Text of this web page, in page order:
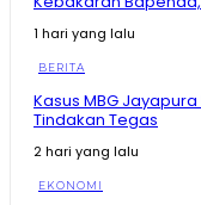
Asean?
Maluku
Apa?
01:16
1 hari yang lalu
BERITA
Kasus MBG Jayapura
Tindakan Tegas
2 hari yang lalu
EKONOMI